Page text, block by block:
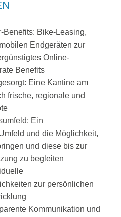
Benefits: Bike-Leasing,
Endgeräten zur
Online-
Benefits
Eine Kantine am
frische, regionale und
Ein
und die Möglichkeit,
und diese bis zur
zu begleiten
zur persönlichen
Kommunikation und